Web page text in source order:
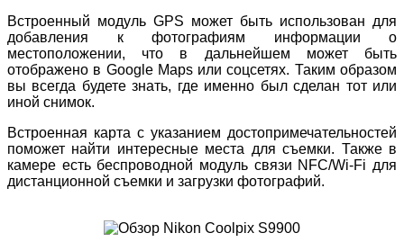
Встроенный модуль GPS может быть использован для
добавления к фотографиям информации о
местоположении, что в дальнейшем может быть
отображено в Google Maps или соцсетях. Таким образом
вы всегда будете знать, где именно был сделан тот или
иной снимок.
Встроенная карта с указанием достопримечательностей
поможет найти интересные места для съемки. Также в
камере есть беспроводной модуль связи NFC/Wi-Fi для
дистанционной съемки и загрузки фотографий.